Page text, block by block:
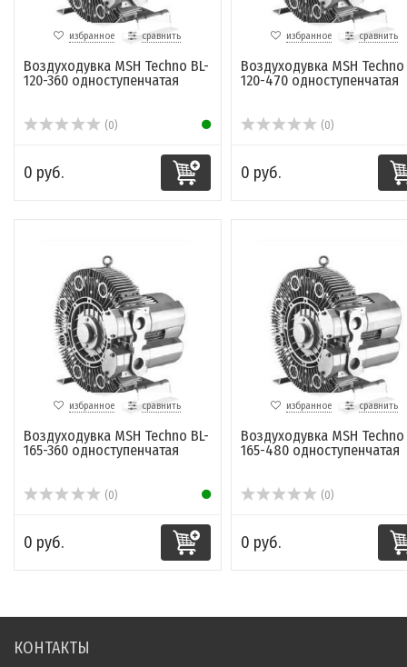
избранное сравнить
Воздуходувка MSH Techno BL-
120-360 одноcтупенчатая
(0)
0 руб.
избранное сравнить
Воздуходувка MSH Techno
120-470 одноcтупенчатая
(0)
0 руб.
избранное сравнить
Воздуходувка MSH Techno BL-
165-360 одноcтупенчатая
(0)
0 руб.
избранное сравнить
Воздуходувка MSH Techno
165-480 одноcтупенчатая
(0)
0 руб.
КОНТАКТЫ